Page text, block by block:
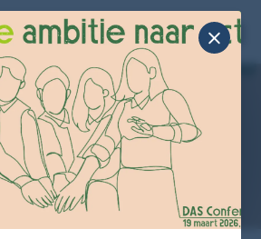
Zoek
naar:

2026
vind je informatie over het
DAS Conferentie van 19 maart
2026.